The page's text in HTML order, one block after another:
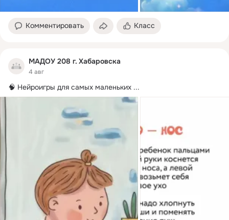
Комментировать Класс
МАДОУ 208 г. Хабаровска
4 авг
🧠 Нейроигры для самых маленьких ...